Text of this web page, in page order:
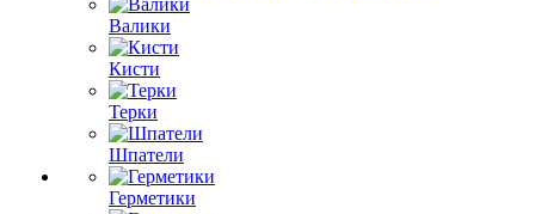
Валики
Кисти
Терки
Шпатели
Герметики